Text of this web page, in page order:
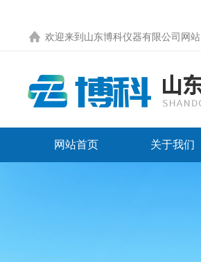
欢迎来到 山东博科仪器有限公司网站
网站首页 关于我们